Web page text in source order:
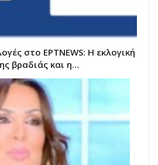
στο ΕΡΤNEWS: Η εκλογική
βραδιάς και η…